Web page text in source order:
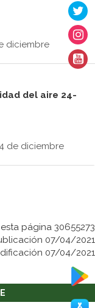
diciembre
del aire 24-
de diciembre
página 30655273
07/04/2021
07/04/2021